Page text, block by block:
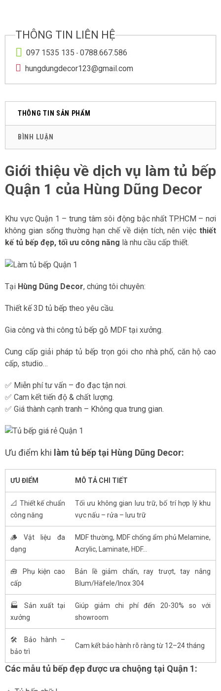
THÔNG TIN LIÊN HỆ
097 1535 135 - 0788.667.586
hungdungdecor123@gmail.com
THÔNG TIN SẢN PHẨM
BÌNH LUẬN
Giới thiệu về dịch vụ làm tủ bếp
Quận 1 của Hùng Dũng Decor
Khu vực Quận 1 – trung tâm sôi động bậc nhất TP.HCM – nơi
không gian sống thường hạn chế về diện tích, nên việc thiết
kế tủ bếp đẹp, tối ưu công năng là nhu cầu cấp thiết.
Tại Hùng Dũng Decor, chúng tôi chuyên:
Thiết kế 3D tủ bếp theo yêu cầu.
Gia công và thi công tủ bếp gỗ MDF tại xưởng.
Cung cấp giải pháp tủ bếp trọn gói cho nhà phố, căn hộ cao
cấp, studio…
✅ Miễn phí tư vấn – đo đạc tận nơi.
✅ Cam kết tiến độ & chất lượng.
✅ Giá thành cạnh tranh – Không qua trung gian.
Ưu điểm khi làm tủ bếp tại Hùng Dũng Decor:
ƯU ĐIỂM MÔ TẢ CHI TIẾT
📐 Thiết kế chuẩn
công năng
Tối ưu không gian lưu trữ, bố trí hợp lý khu
vực nấu – rửa – lưu trữ
🪵 Vật liệu đa
dạng
MDF thường, MDF chống ẩm phủ Melamine,
Acrylic, Laminate, HDF...
🧰 Phụ kiện cao
cấp
Bản lề giảm chấn, ray trượt, tay nâng
Blum/Häfele/Inox 304
🏭 Sản xuất tại
xưởng
Giúp giảm chi phí đến 20-30% so với
showroom
🛠️ Bảo hành –
bảo trì
Cam kết bảo hành rõ ràng từ 12–24 tháng
Các mẫu tủ bếp đẹp được ưa chuộng tại Quận 1: